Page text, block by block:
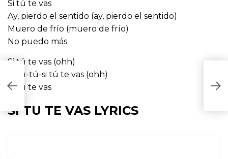
Si tú te vas
Ay, pierdo el sentido (ay, pierdo el sentido)
Muero de frío (muero de frío)
No puedo más
Si tú te vas (ohh)
Si tú-tú-si tú te vas (ohh)
Si tú te vas
SI TU TE VAS LYRICS